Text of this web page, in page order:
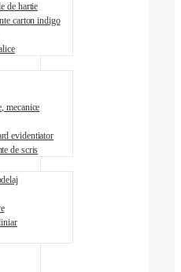
de hartie
carton indigo
mecanice
evidentiator
de scris